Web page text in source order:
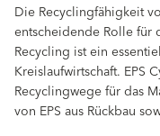
Die Recyclingfähigkeit
entscheidende Rolle für
Recycling ist ein
Kreislaufwirtschaft. EPS
Recyclingwege für das
von EPS aus Rückbau